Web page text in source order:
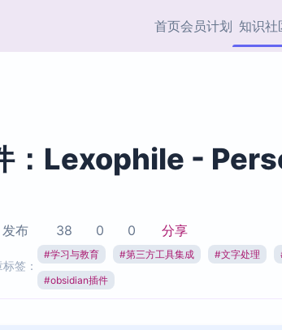
首页会员计划 知识社
协作者
Zotero 专题
Obsidian 专题
Zotero 插件
Zotero 插件资源与加速
：Lexophile -
发布 38 0 0 分享
签：
#学习与教育 #第三方工具集成 #文字处理
#obsidian插件